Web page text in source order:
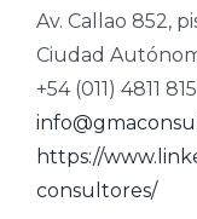
Av. Callao 852,
Ciudad
+54 (011) 4811
https://
consultores/